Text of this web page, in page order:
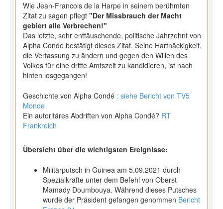
Wie Jean-Francois de la Harpe in seinem berühmten
Zitat zu sagen pflegt "Der Missbrauch der Macht
gebiert alle Verbrechen!"
Das letzte, sehr enttäuschende, politische Jahrzehnt von
Alpha Conde bestätigt dieses Zitat. Seine Hartnäckigkeit,
die Verfassung zu ändern und gegen den Willen des
Volkes für eine dritte Amtszeit zu kandidieren, ist nach
hinten losgegangen!
Geschichte von Alpha Condé : siehe Bericht von TV5
Monde
Ein autoritäres Abdriften von Alpha Condé? RT
Frankreich
Übersicht über die wichtigsten Ereignisse:
Militärputsch in Guinea am 5.09.2021 durch
Spezialkräfte unter dem Befehl von Oberst
Mamady Doumbouya. Während dieses Putsches
wurde der Präsident gefangen genommen Bericht